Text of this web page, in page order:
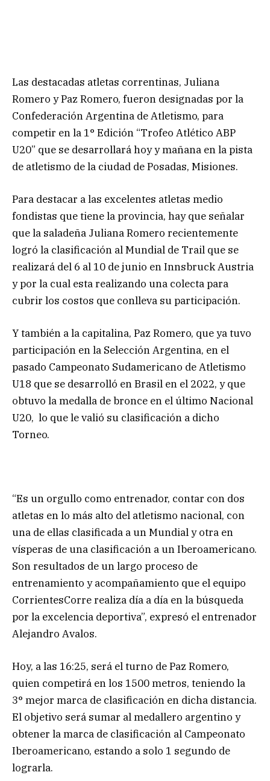
Las destacadas atletas correntinas, Juliana
Romero y Paz Romero, fueron designadas por la
Confederación Argentina de Atletismo, para
competir en la 1° Edición “Trofeo Atlético ABP
U20” que se desarrollará hoy y mañana en la pista
de atletismo de la ciudad de Posadas, Misiones.
Para destacar a las excelentes atletas medio
fondistas que tiene la provincia, hay que señalar
que la saladeña Juliana Romero recientemente
logró la clasificación al Mundial de Trail que se
realizará del 6 al 10 de junio en Innsbruck Austria
y por la cual esta realizando una colecta para
cubrir los costos que conlleva su participación.
Y también a la capitalina, Paz Romero, que ya tuvo
participación en la Selección Argentina, en el
pasado Campeonato Sudamericano de Atletismo
U18 que se desarrolló en Brasil en el 2022, y que
obtuvo la medalla de bronce en el último Nacional
U20, lo que le valió su clasificación a dicho
Torneo.
“Es un orgullo como entrenador, contar con dos
atletas en lo más alto del atletismo nacional, con
una de ellas clasificada a un Mundial y otra en
vísperas de una clasificación a un Iberoamericano.
Son resultados de un largo proceso de
entrenamiento y acompañamiento que el equipo
CorrientesCorre realiza día a día en la búsqueda
por la excelencia deportiva”, expresó el entrenador
Alejandro Avalos.
Hoy, a las 16:25, será el turno de Paz Romero,
quien competirá en los 1500 metros, teniendo la
3° mejor marca de clasificación en dicha distancia.
El objetivo será sumar al medallero argentino y
obtener la marca de clasificación al Campeonato
Iberoamericano, estando a solo 1 segundo de
lograrla.